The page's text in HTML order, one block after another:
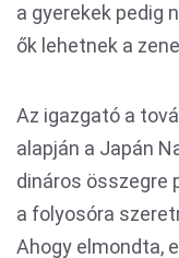
a gyerekek pedig
ők lehetnek a
Az igazgató a
alapján a Japán
dináros összegre
a folyosóra
Ahogy elmondta,